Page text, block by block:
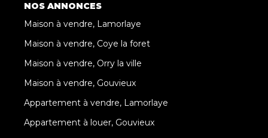
NOS ANNONCES
Maison à vendre, Lamorlaye
Maison à vendre, Coye la foret
Maison à vendre, Orry la ville
Maison à vendre, Gouvieux
Appartement à vendre, Lamorlaye
Appartement à louer, Gouvieux